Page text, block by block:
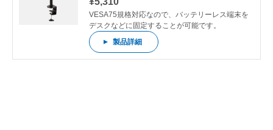
VESA75規格対応なので、バッテリーレス端末を
デスクなどに固定することが可能です。
製品詳細